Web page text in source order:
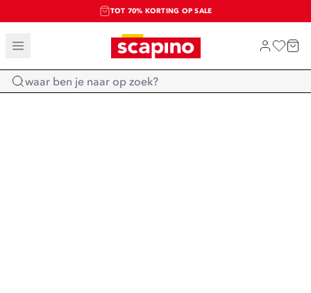
TOT 70% KORTING OP SALE
SALE: LAATSTE KANS!
SHOP NIEUW
Home